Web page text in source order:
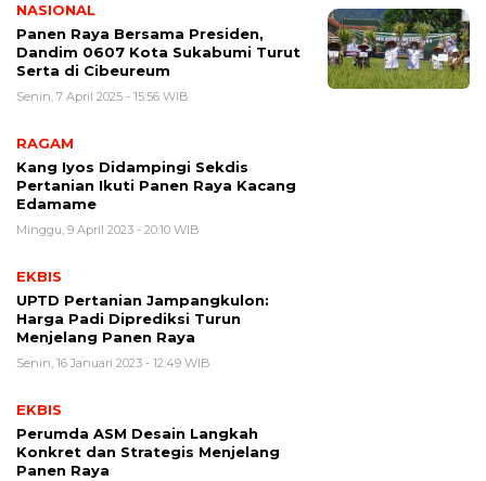
NASIONAL
Panen Raya Bersama Presiden,
Dandim 0607 Kota Sukabumi Turut
Serta di Cibeureum
Senin, 7 April 2025 - 15:56 WIB
RAGAM
Kang Iyos Didampingi Sekdis
Pertanian Ikuti Panen Raya Kacang
Edamame
Minggu, 9 April 2023 - 20:10 WIB
EKBIS
UPTD Pertanian Jampangkulon:
Harga Padi Diprediksi Turun
Menjelang Panen Raya
Senin, 16 Januari 2023 - 12:49 WIB
EKBIS
Perumda ASM Desain Langkah
Konkret dan Strategis Menjelang
Panen Raya